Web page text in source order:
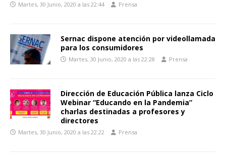
Martes, 30 Junio, 2020 a las 22:44 Prensa
Sernac dispone atención por videollamada
para los consumidores
Martes, 30 Junio, 2020 a las 22:28 Prensa
Dirección de Educación Pública lanza Ciclo
Webinar “Educando en la Pandemia”
charlas destinadas a profesores y
directores
Martes, 30 Junio, 2020 a las 22:22 Prensa